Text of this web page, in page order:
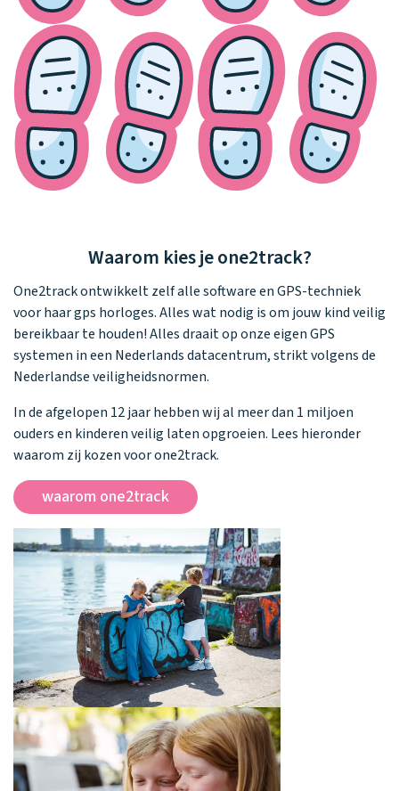
Waarom kies je one2track?
One2track ontwikkelt zelf alle software en GPS-techniek
voor haar gps horloges. Alles wat nodig is om jouw kind veilig
bereikbaar te houden! Alles draait op onze eigen GPS
systemen in een Nederlands datacentrum, strikt volgens de
Nederlandse veiligheidsnormen.
In de afgelopen 12 jaar hebben wij al meer dan 1 miljoen
ouders en kinderen veilig laten opgroeien. Lees hieronder
waarom zij kozen voor one2track.
waarom one2track